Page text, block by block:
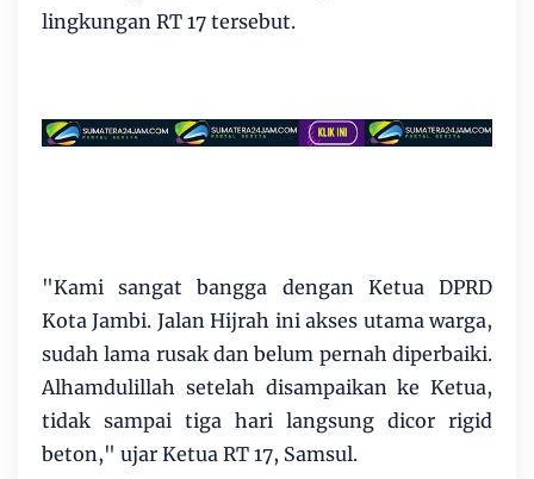
lingkungan RT 17 tersebut.
"Kami sangat bangga dengan Ketua DPRD
Kota Jambi. Jalan Hijrah ini akses utama warga,
sudah lama rusak dan belum pernah diperbaiki.
Alhamdulillah setelah disampaikan ke Ketua,
tidak sampai tiga hari langsung dicor rigid
beton," ujar Ketua RT 17, Samsul.